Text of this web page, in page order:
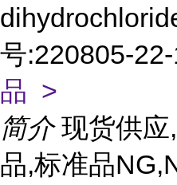
号:220805-
品 >
简介 现货供应
品,标准品